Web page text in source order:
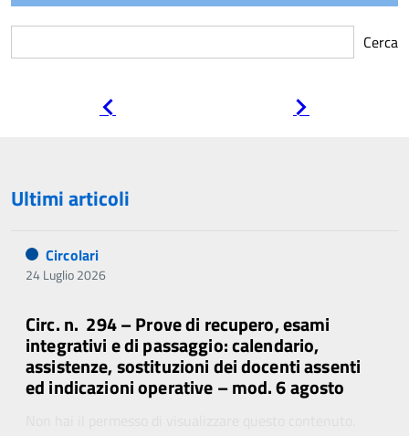
Cerca
Ultimi articoli
Circolari
24 Luglio 2026
Circ. n. 294 – Prove di recupero, esami
integrativi e di passaggio: calendario,
assistenze, sostituzioni dei docenti assenti
ed indicazioni operative – mod. 6 agosto